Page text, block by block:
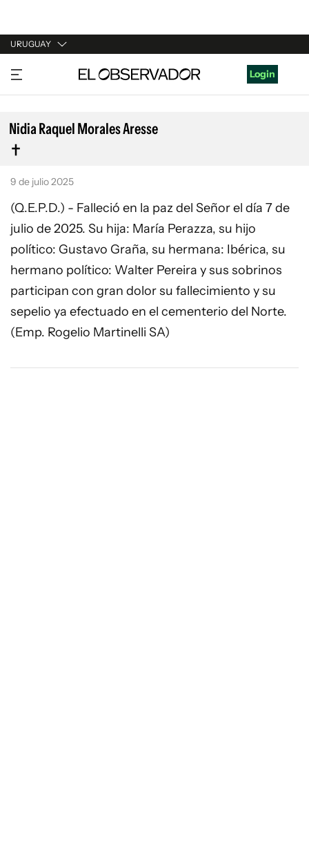
URUGUAY
URUGUAY
ARGENTINA
ESPAÑA
ESTADOS UNIDOS
Login
Nidia Raquel Morales Aresse
9 de julio 2025
(Q.E.P.D.) - Falleció en la paz del Señor el día 7 de
julio de 2025. Su hija: María Perazza, su hijo
político: Gustavo Graña, su hermana: Ibérica, su
hermano político: Walter Pereira y sus sobrinos
participan con gran dolor su fallecimiento y su
sepelio ya efectuado en el cementerio del Norte.
(Emp. Rogelio Martinelli SA)